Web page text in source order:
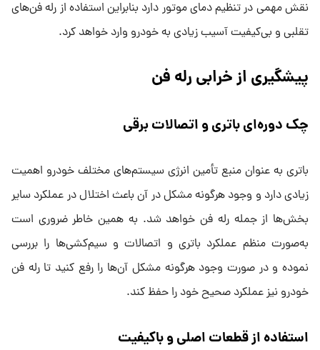
نقش مهمی در تنظیم دمای موتور دارد بنابراین استفاده از رله فن‌های
تقلبی و بی‌کیفیت آسیب زیادی به خودرو وارد خواهد کرد.
پیشگیری از خرابی رله فن
چک دوره‌ای باتری و اتصالات برقی
باتری به عنوان منبع تأمین انرژی سیستم‌های مختلف خودرو اهمیت
زیادی دارد و وجود هرگونه مشکل در آن باعث اختلال در عملکرد سایر
بخش‌ها از جمله رله فن خواهد شد. به همین خاطر ضروری است
به‌صورت منظم عملکرد باتری و اتصالات و سیم‌کشی‌ها را بررسی
نموده و در صورت وجود هرگونه مشکل آن‌ها را رفع کنید تا رله فن
خودرو نیز عملکرد صحیح خود را حفظ کند.
استفاده از قطعات اصلی و باکیفیت